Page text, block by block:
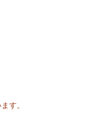
ても気が早いですネ。
す。